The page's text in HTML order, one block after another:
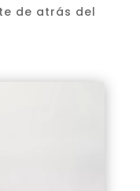
de atrás del